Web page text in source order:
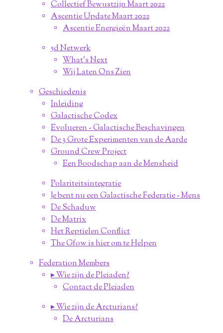
Collectief Bewustzijn Maart 2022
Ascentie Update Maart 2022
Ascentie Energieën Maart 2022
5d Netwerk
What's Next
Wij Laten Ons Zien
Geschiedenis
Inleiding
Galactische Codex
Evolueren - Galactische Beschavingen
De 3 Grote Experimenten van de Aarde
Ground Crew Project
Een Boodschap aan de Mensheid
Polariteitsintegratie
Je bent nu een Galactische Federatie - Mens
De Schaduw
De Matrix
Het Reptielen Conflict
The Gfow is hier om te Helpen
Federation Members
▸ Wie zijn de Pleiaden?
Contact de Pleiaden
▸ Wie zijn de Arcturians?
De Arcturians